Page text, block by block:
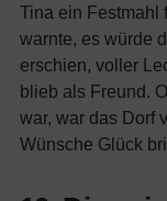
Tina ein Festmahl
warnte, es würde
erschien, voller
blieb als Freund.
war, war das Dorf
Wünsche Glück